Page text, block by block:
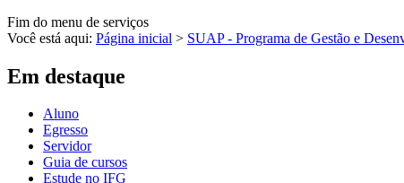
Fim do menu de serviços
Você está aqui: Página inicial > SUAP - Programa de Gestão e
Em destaque
Aluno
Egresso
Servidor
Guia de cursos
Estude no IFG